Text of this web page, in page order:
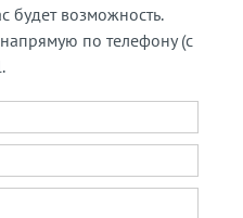
будет возможность.
по телефону (с